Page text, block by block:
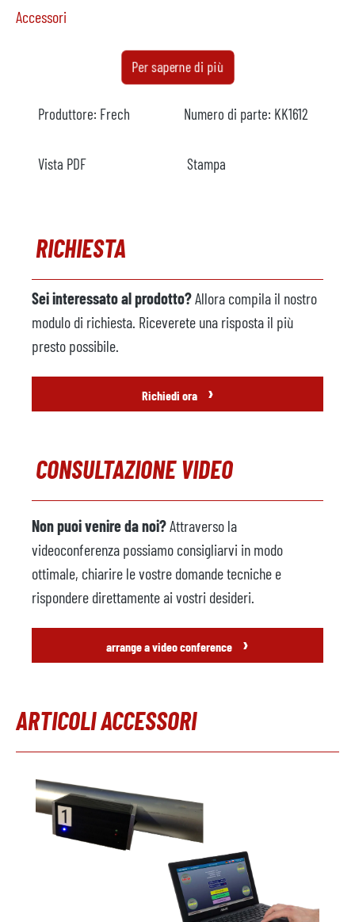
Accessori
non disponibile
Modello
Anno
Caricatore in metallo
Produttore
Modello
Anno
Macchina a spruzzo
disponibile
Produttore
GERLIEVA
Anno
2009
Produttore
Fanuc
Modello
M-710iC/50
Sistema di controllo
Anno
2008
Produttore
Modello
Anno
Pressa di rifinitura
non disponibile
Per saperne di più
Produttore: Frech Numero di parte: KK1612
Vista PDF Stampa
RICHIESTA
Sei interessato al prodotto?Allora compila il nostro
modulo di richiesta. Riceverete una risposta il più
presto possibile.
Richiedi ora ›
CONSULTAZIONE VIDEO
Non puoi venire da noi?Attraverso la
videoconferenza possiamo consigliarvi in modo
ottimale, chiarire le vostre domande tecniche e
rispondere direttamente ai vostri desideri.
arrange a video conference ›
ARTICOLI ACCESSORI